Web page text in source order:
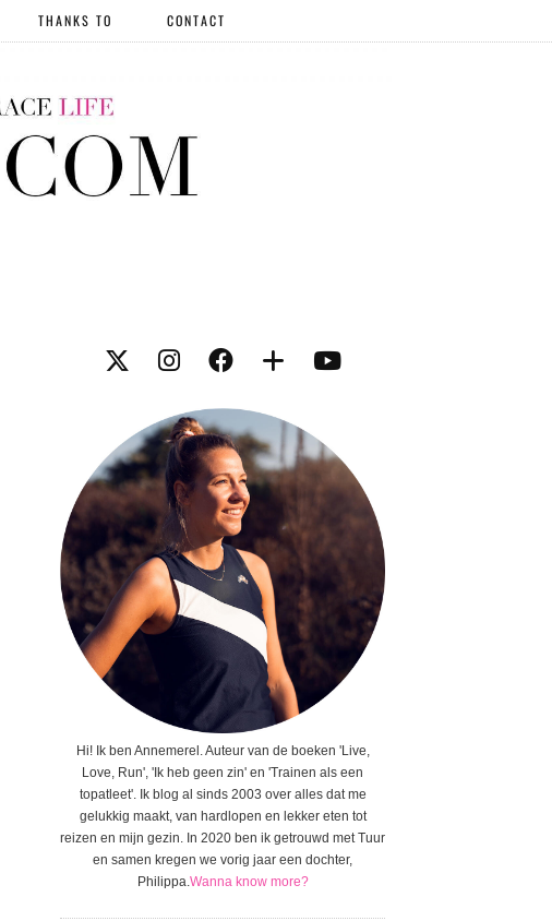
THANKS TO CONTACT
Hi! Ik ben Annemerel. Auteur van de boeken 'Live,
Love, Run', 'Ik heb geen zin' en 'Trainen als een
topatleet'. Ik blog al sinds 2003 over alles dat me
gelukkig maakt, van hardlopen en lekker eten tot
reizen en mijn gezin. In 2020 ben ik getrouwd met Tuur
en samen kregen we vorig jaar een dochter,
Philippa.Wanna know more?